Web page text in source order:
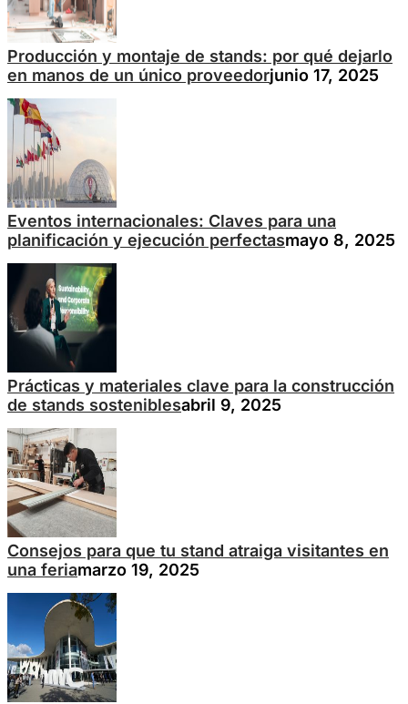
Producción y montaje de stands: por qué dejarlo
en manos de un único proveedorjunio 17, 2025
Eventos internacionales: Claves para una
planificación y ejecución perfectasmayo 8, 2025
Prácticas y materiales clave para la construcción
de stands sosteniblesabril 9, 2025
Consejos para que tu stand atraiga visitantes en
una feriamarzo 19, 2025